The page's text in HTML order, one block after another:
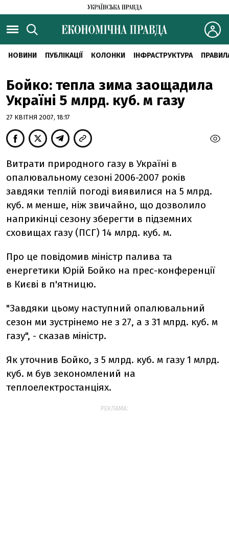
НОВИНИ ПУБЛІКАЦІЇ КОЛОНКИ ІНФРАСТРУКТУРА
Бойко: тепла зима заощадила
Україні 5 млрд. куб. м газу
27 КВІТНЯ 2007, 18:17
Витрати природного газу в Україні в
опалювальному сезоні 2006-2007 років
завдяки теплій погоді виявилися на 5 млрд.
куб. м менше, ніж звичайно, що дозволило
наприкінці сезону зберегти в підземних
сховищах газу (ПСГ) 14 млрд. куб. м.
Про це повідомив міністр палива та
енергетики Юрій Бойко на прес-конференції
в Києві в п'ятницю.
"Завдяки цьому наступний опалювальний
сезон ми зустрінемо не з 27, а з 31 млрд. куб. м
газу", - сказав міністр.
Як уточнив Бойко, з 5 млрд. куб. м газу 1 млрд.
куб. м був зекономлений на
теплоелектростанціях.
РЕКЛАМА: